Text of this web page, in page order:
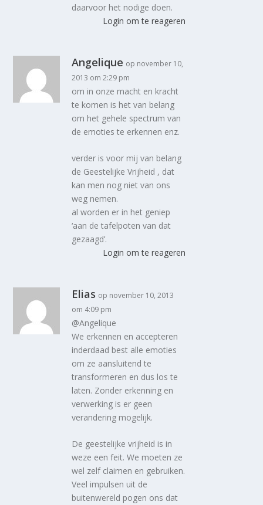
daarvoor het nodige doen.
Login om te reageren
Angelique op november 10,
2013 om 2:29 pm
om in onze macht en kracht
te komen is het van belang
om het gehele spectrum van
de emoties te erkennen enz.
verder is voor mij van belang
de Geestelijke Vrijheid , dat
kan men nog niet van ons
weg nemen.
al worden er in het geniep
‘aan de tafelpoten van dat
gezaagd’.
Login om te reageren
Elias op november 10, 2013
om 4:09 pm
@Angelique
We erkennen en accepteren
inderdaad best alle emoties
om ze aansluitend te
transformeren en dus los te
laten. Zonder erkenning en
verwerking is er geen
verandering mogelijk.
De geestelijke vrijheid is in
weze een feit. We moeten ze
wel zelf claimen en gebruiken.
Veel impulsen uit de
buitenwereld pogen ons dat